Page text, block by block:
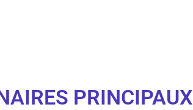
PRINCIPAUX